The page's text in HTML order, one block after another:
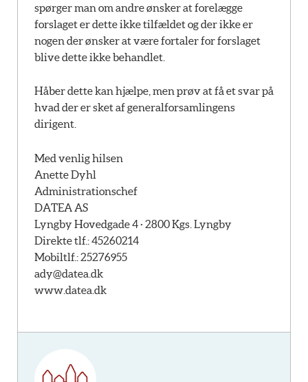
spørger man om andre ønsker at forelægge
forslaget er dette ikke tilfældet og der ikke er
nogen der ønsker at være fortaler for forslaget
blive dette ikke behandlet.
Håber dette kan hjælpe, men prøv at få et svar på
hvad der er sket af generalforsamlingens
dirigent.
Med venlig hilsen
Anette Dyhl
Administrationschef
DATEA AS
Lyngby Hovedgade 4 · 2800 Kgs. Lyngby
Direkte tlf.: 45260214
Mobiltlf.: 25276955
ady@datea.dk
www.datea.dk